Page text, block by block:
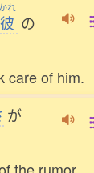
かれ
彼 の
care of him.
が